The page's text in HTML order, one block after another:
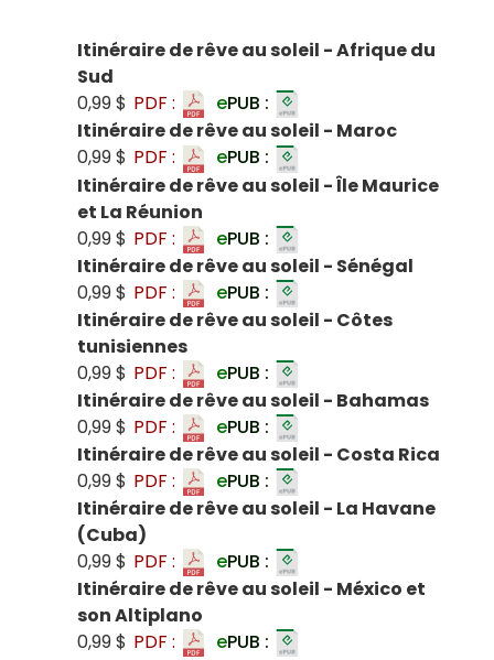
Itinéraire de rêve au soleil - Afrique du
Sud
0,99 $ PDF : ePUB :
Itinéraire de rêve au soleil - Maroc
0,99 $ PDF : ePUB :
Itinéraire de rêve au soleil - Île Maurice
et La Réunion
0,99 $ PDF : ePUB :
Itinéraire de rêve au soleil - Sénégal
0,99 $ PDF : ePUB :
Itinéraire de rêve au soleil - Côtes
tunisiennes
0,99 $ PDF : ePUB :
Itinéraire de rêve au soleil - Bahamas
0,99 $ PDF : ePUB :
Itinéraire de rêve au soleil - Costa Rica
0,99 $ PDF : ePUB :
Itinéraire de rêve au soleil - La Havane
(Cuba)
0,99 $ PDF : ePUB :
Itinéraire de rêve au soleil - México et
son Altiplano
0,99 $ PDF : ePUB :